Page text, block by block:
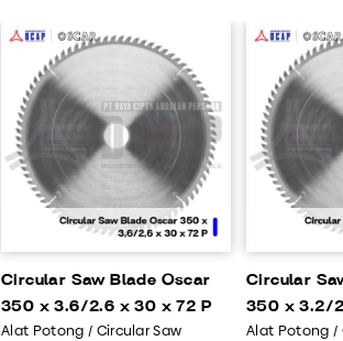
Circular Saw Blade Oscar
350 x 3.6/2.6 x 30 x 72 P
Alat Potong / Circular Saw
Circular
350 x 3.2/
Alat Potong /